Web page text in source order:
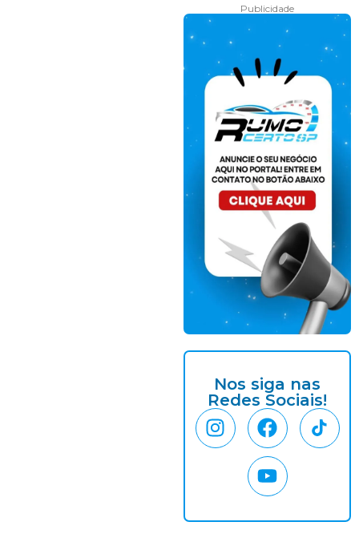
Publicidade
Nos siga nas
Redes Sociais!